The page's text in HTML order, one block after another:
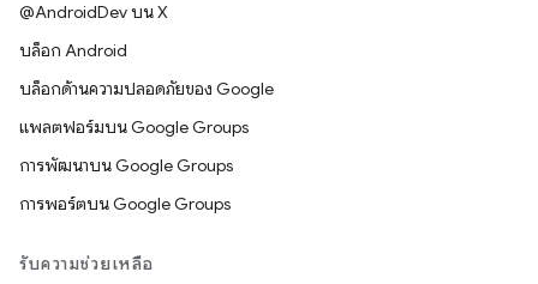
@AndroidDev บน X
บล็อก Android
บล็อกด้านความปลอดภัยของ Google
แพลตฟอร์มบน Google Groups
การพัฒนาบน Google Groups
การพอร์ตบน Google Groups
รับความช่วยเหลือ